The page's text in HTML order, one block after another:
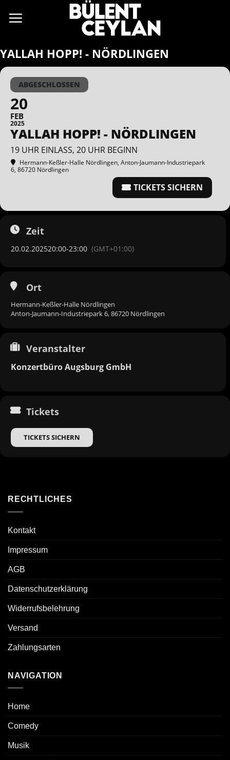
Inhalt
YALLAH HOPP! - NÖRDLINGEN
ABGESCHLOSSEN
20
FEB
2025
YALLAH HOPP! - NÖRDLINGEN
19 UHR EINLASS, 20 UHR BEGINN
Hermann-Keßler-Halle Nördlingen, Anton-Jaumann-Industriepark
6, 86720 Nördlingen
TICKETS SICHERN
Zeit
20.02.202520:00-23:00 (GMT+01:00)
Ort
Hermann-Keßler-Halle Nördlingen
Anton-Jaumann-Industriepark 6, 86720 Nördlingen
Veranstalter
Konzertbüro Augsburg GmbH
Tickets
TICKETS SICHERN
RECHTLICHES
Kontakt
Impressum
AGB
Datenschutzerklärung
Widerrufsbelehrung
Versand
Zahlungsarten
NAVIGATION
Home
Comedy
Musik